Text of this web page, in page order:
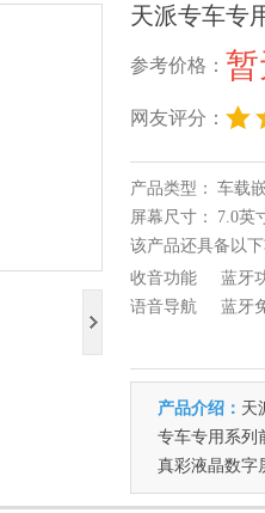
天派专车专
参考价格：
网友评分：
产品类型： 车载
屏幕尺寸：
7.0英
该产品还具备以
收音功能
蓝牙
语音导航
蓝牙
产品介绍： 天
专车专用系列
真彩液晶数字